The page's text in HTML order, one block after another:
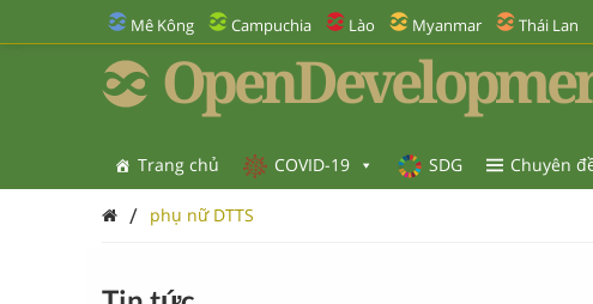
Mê Kông Campuchia Lào Myanmar Thái Lan
Trang chủ COVID-19 SDG Chuyên
/ phụ nữ DTTS